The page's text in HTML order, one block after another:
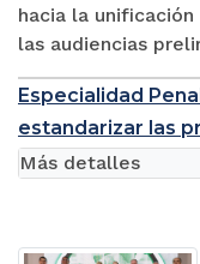
hacia la
las audiencias
Especialidad
estandarizar las
Más detalles